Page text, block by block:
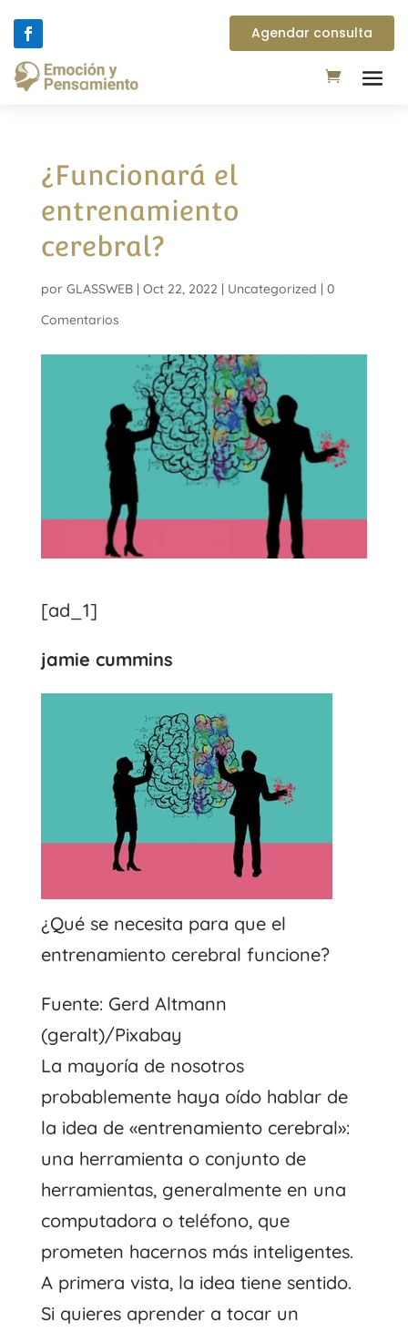
Agendar consulta
¿Funcionará el
entrenamiento
cerebral?
por GLASSWEB| Oct 22, 2022 | Uncategorized | 0
Comentarios
[ad_1]
jamie cummins
¿Qué se necesita para que el
entrenamiento cerebral funcione?
Fuente: Gerd Altmann
(geralt)/Pixabay
La mayoría de nosotros
probablemente haya oído hablar de
la idea de «entrenamiento cerebral»:
una herramienta o conjunto de
herramientas, generalmente en una
computadora o teléfono, que
prometen hacernos más inteligentes.
A primera vista, la idea tiene sentido.
Si quieres aprender a tocar un